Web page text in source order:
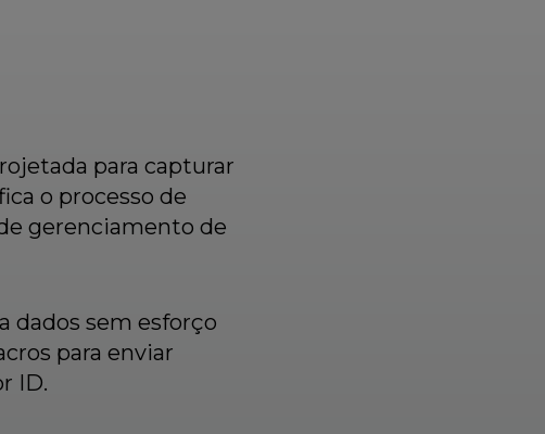
para capturar
o processo de
gerenciamento de
dados sem esforço
para enviar
ID.